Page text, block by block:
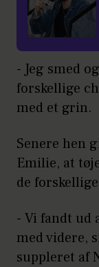
- Jeg smed
forskellige
med et grin.
Senere hen
Emilie, at
de
- Vi fandt ud
med videre,
suppleret af